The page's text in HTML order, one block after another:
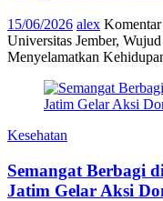
15/06/2026 alex
Universitas Jember,
Menyelamatkan
Kesehatan
Semangat Berbagi
Jatim Gelar Aksi